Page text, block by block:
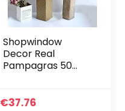
Shopwindow
Decor Real
Pampagras 50
Ornamenten
€37.76